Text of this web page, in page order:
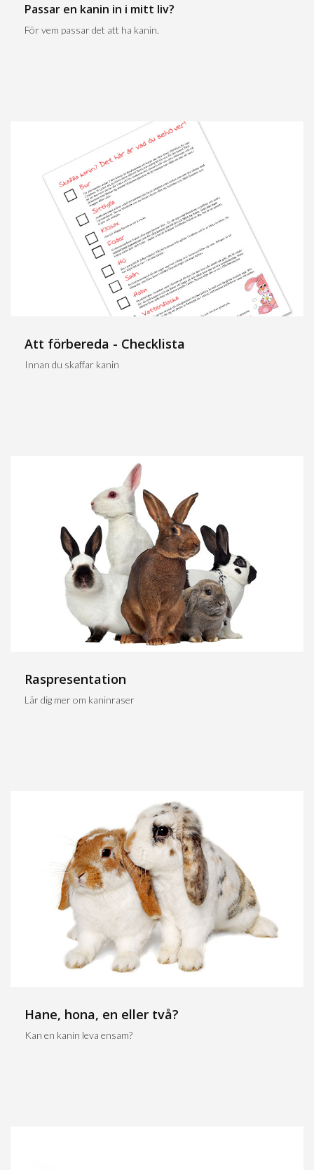
Passar en kanin in i mitt liv?
För vem passar det att ha kanin.
Att förbereda - Checklista
Innan du skaffar kanin
Raspresentation
Lär dig mer om kaninraser
Hane, hona, en eller två?
Kan en kanin leva ensam?